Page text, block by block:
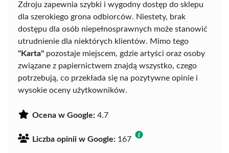
Zdroju zapewnia szybki i wygodny dostęp do sklepu
dla szerokiego grona odbiorców. Niestety, brak
dostępu dla osób niepełnosprawnych może stanowić
utrudnienie dla niektórych klientów. Mimo tego
"Karta" pozostaje miejscem, gdzie artyści oraz osoby
związane z papiernictwem znajdą wszystko, czego
potrzebują, co przekłada się na pozytywne opinie i
wysokie oceny użytkowników.
Ocena w Google: 4.7
Liczba opinii w Google: 167